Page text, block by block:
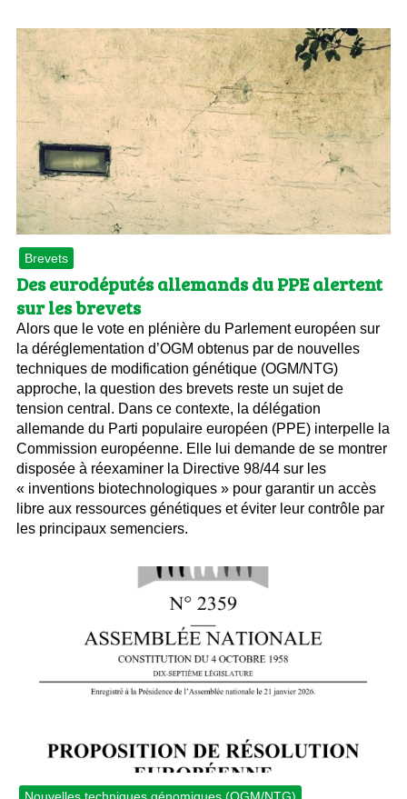
Brevets
Des eurodéputés allemands du PPE alertent
sur les brevets
Alors que le vote en plénière du Parlement européen sur
la déréglementation d’OGM obtenus par de nouvelles
techniques de modification génétique (OGM/NTG)
approche, la question des brevets reste un sujet de
tension central. Dans ce contexte, la délégation
allemande du Parti populaire européen (PPE) interpelle la
Commission européenne. Elle lui demande de se montrer
disposée à réexaminer la Directive 98/44 sur les
« inventions biotechnologiques » pour garantir un accès
libre aux ressources génétiques et éviter leur contrôle par
les principaux semenciers.